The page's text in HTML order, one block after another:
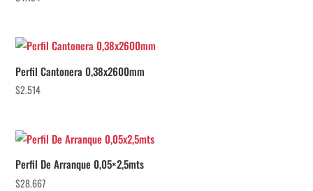
Perfil Cantonera 0,38x2600mm
$2.514
Perfil De Arranque 0,05×2,5mts
$28.667